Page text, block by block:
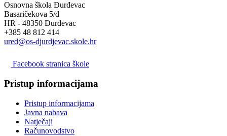
Osnovna škola Đurđevac
Basaričekova 5/d
HR - 48350 Đurđevac
+385 48 812 414
ured@os-djurdjevac.skole.hr
Facebook stranica škole
Pristup informacijama
Pristup informacijama
Javna nabava
Natječaji
Računovodstvo